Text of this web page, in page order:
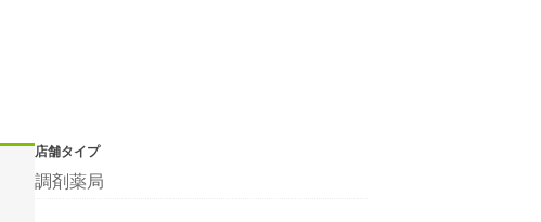
店舗タイプ
調剤薬局